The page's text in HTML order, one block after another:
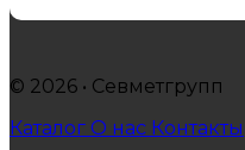
© 2026 • Севметгрупп
Каталог О нас Контакты